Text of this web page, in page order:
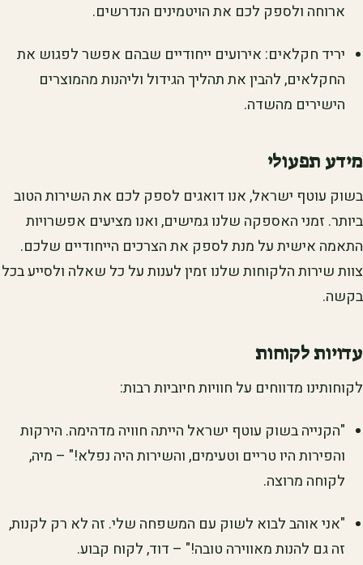
ארוחה ולספק לכם את הויטמינים הנדרשים.
יריד חקלאים: אירועים ייחודיים שבהם אפשר לפגוש את
החקלאים, להבין את תהליך הגידול וליהנות מהמוצרים
הישירים מהשדה.
מידע תפעולי
בשוק עוטף ישראל, אנו דואגים לספק לכם את השירות הטוב
ביותר. זמני האספקה שלנו גמישים, ואנו מציעים אפשרויות
התאמה אישית על מנת לספק את הצרכים הייחודיים שלכם.
צוות שירות הלקוחות שלנו זמין לענות על כל שאלה ולסייע בכל
בקשה.
עדויות לקוחות
לקוחותינו מדווחים על חוויות חיוביות רבות:
"הקנייה בשוק עוטף ישראל הייתה חוויה מדהימה. הירקות
והפירות היו טריים וטעימים, והשירות היה נפלא!" – מיה,
לקוחה מרוצה.
"אני אוהב לבוא לשוק עם המשפחה שלי. זה לא רק לקנות,
זה גם להנות מאווירה טובה!" – דוד, לקוח קבוע.